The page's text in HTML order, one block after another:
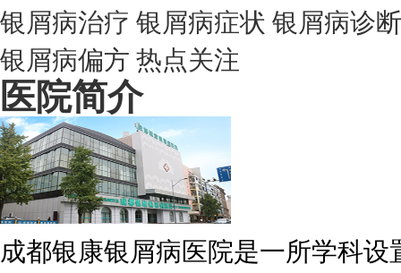
银屑病治疗 银屑病症状 银屑病诊断
银屑病偏方 热点关注
医院简介
成都银康银屑病医院是一所学科